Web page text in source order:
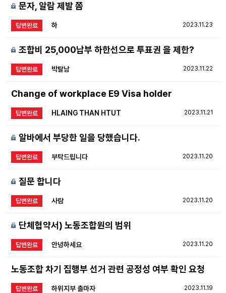
문자, 알람 제발 쫌
답변완료 2023.11.23
하
조합비 25,000납부 하한선으로 투표권 을 제한?
답변완료 2023.11.22
박탈남
Change of workplace E9 Visa holder
답변완료 2023.11.21
HLAING THAN HTUT
알바에서 부당한 일을 당했습니다.
답변완료 2023.11.20
부탁드립니다
질문 합니다
답변완료 2023.11.20
사람
단체협약서) 노동조합원의 범위
답변완료 2023.11.20
안녕하세요
노동조합 차기 집행부 선거 관련 공정성 여부 확인 요청
답변완료 2023.11.19
하위지부 출마자